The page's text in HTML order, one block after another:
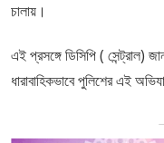
চালায়।
এই প্রসঙ্গে ডিসিপি ( সেন্ট্রাল)
ধারাবাহিকভাবে পুলিশের এই